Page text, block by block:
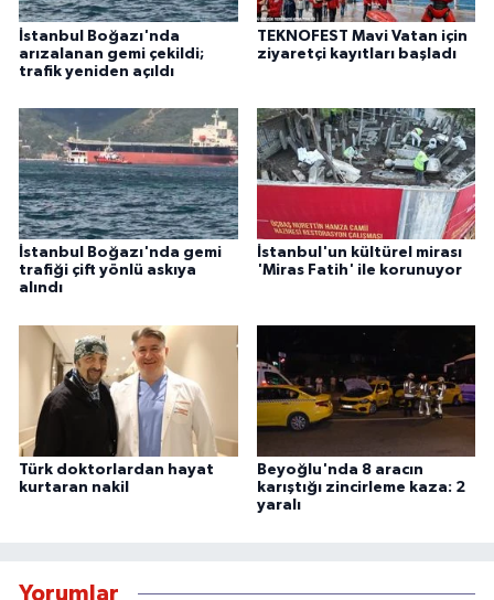
İstanbul Boğazı'nda
arızalanan gemi çekildi;
trafik yeniden açıldı
TEKNOFEST Mavi Vatan için
ziyaretçi kayıtları başladı
İstanbul Boğazı'nda gemi
trafiği çift yönlü askıya
alındı
İstanbul'un kültürel mirası
'Miras Fatih' ile korunuyor
Türk doktorlardan hayat
kurtaran nakil
Beyoğlu'nda 8 aracın
karıştığı zincirleme kaza: 2
yaralı
Yorumlar